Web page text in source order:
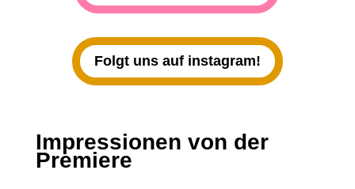
Folgt uns auf instagram!
Impressionen von der
Premiere